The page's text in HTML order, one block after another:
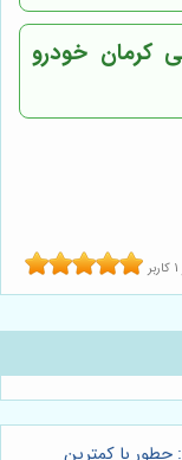
کرمان خودرو
1 کاربر
چطور با کمترین